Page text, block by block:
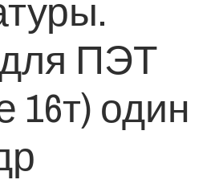
ПЭТ
16т) один